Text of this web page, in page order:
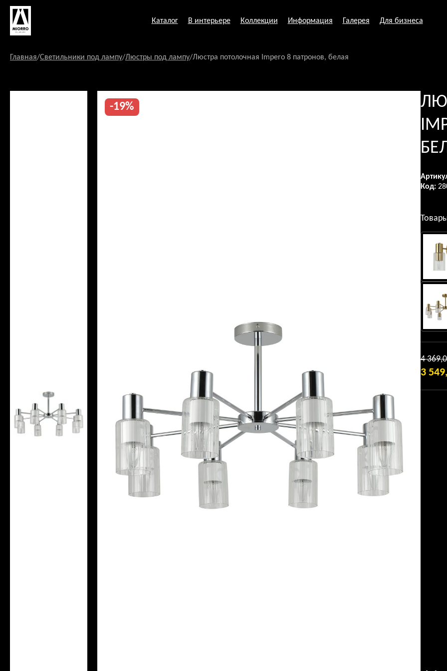
Перейти
содержанию
Каталог В интерьере Коллекции Информация Галерея Для бизнеса
Главная/Светильники под лампу/Люстры под лампу/Люстра потолочная Impero 8 патронов, белая
-19%
Код:
4
3